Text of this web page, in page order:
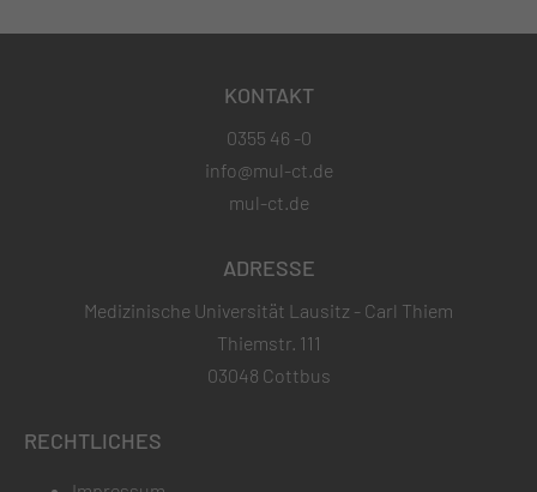
KONTAKT
0355 46 -0
info@mul-ct.de
mul-ct.de
ADRESSE
Medizinische Universität Lausitz - Carl Thiem
Thiemstr. 111
03048 Cottbus
RECHTLICHES